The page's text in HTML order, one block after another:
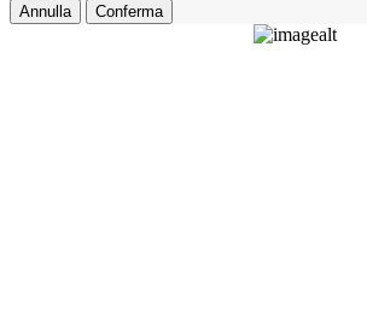
Annulla Conferma